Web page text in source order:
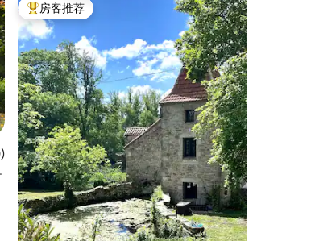
4.8 分（满分 5 分），共 10 条评价
热门「房客推荐」
房客推荐